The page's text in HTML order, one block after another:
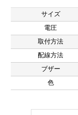
サイズ
電圧
取付方法
配線方法
ブザー
色